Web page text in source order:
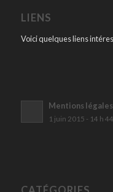
LIENS
Voici quelques liens
Mentions légales
1 juin 2015 - 14 h